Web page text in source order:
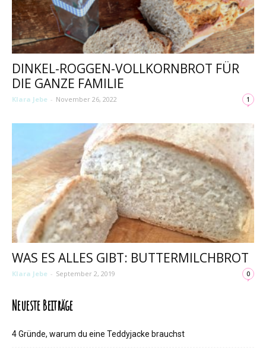
DINKEL-ROGGEN-VOLLKORNBROT FÜR
DIE GANZE FAMILIE
Klara Jebe - November 26, 2022 1
WAS ES ALLES GIBT: BUTTERMILCHBROT
Klara Jebe - September 2, 2019 0
Neueste Beiträge
4 Gründe, warum du eine Teddyjacke brauchst